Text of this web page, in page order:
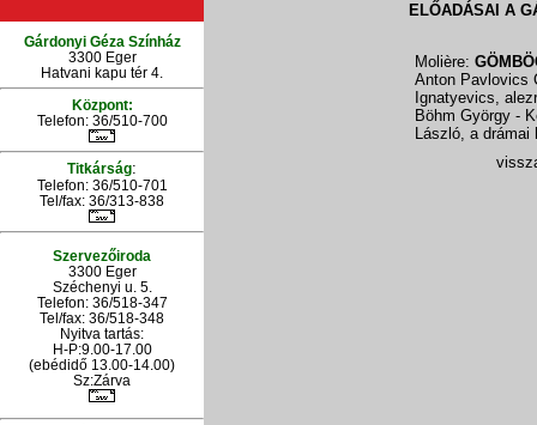
Gárdonyi Géza Színház
3300 Eger
Hatvani kapu tér 4.
Központ:
Telefon: 36/510-700
Titkárság:
Telefon: 36/510-701
Tel/fax: 36/313-838
Szervezőiroda
3300 Eger
Széchenyi u. 5.
Telefon: 36/518-347
Tel/fax: 36/518-348
Nyitva tartás:
H-P:9.00-17.00
(ebédidő 13.00-14.00)
Sz:Zárva
ELŐADÁSAI A
Molière:
Anton Pavlovics
Ignatyevics,
Böhm György -
László, a